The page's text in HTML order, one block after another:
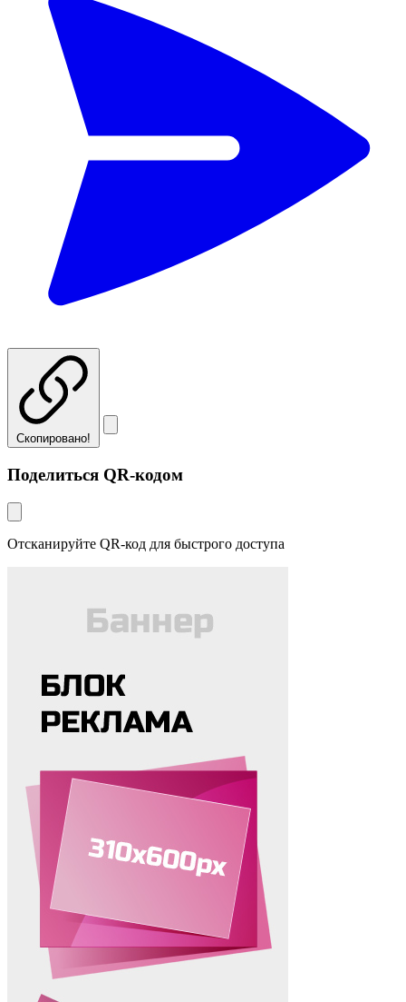
Скопировано!
Поделиться QR-кодом
Отсканируйте QR-код для быстрого доступа